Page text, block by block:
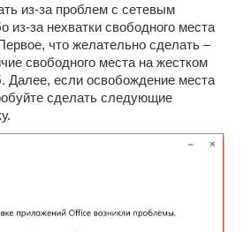
из-за проблем с сетевым
из-за нехватки свободного места
что желательно сделать –
свободного места на жестком
Далее, если освобождение места
сделать следующие